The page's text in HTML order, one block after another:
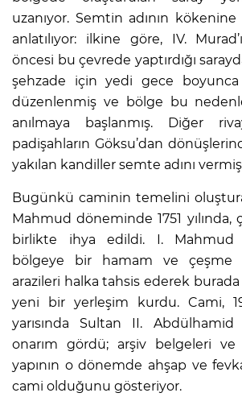
uzanıyor. Semtin adının
anlatılıyor: ilkine göre, IV.
öncesi bu çevrede yaptırdığı
şehzade için yedi gece boyunca
düzenlenmiş ve bölge bu
anılmaya başlanmış. Diğer
padişahların Göksu’dan
yakılan kandiller semte adını
Bugünkü caminin temelini
Mahmud döneminde 1751 yılında,
birlikte ihya edildi. I. Mahmud
bölgeye bir hamam ve çeşme
arazileri halka tahsis ederek burada
yeni bir yerleşim kurdu. Cami,
yarısında Sultan II.
onarım gördü; arşiv belgeleri ve
yapının o dönemde ahşap ve
cami olduğunu gösteriyor.